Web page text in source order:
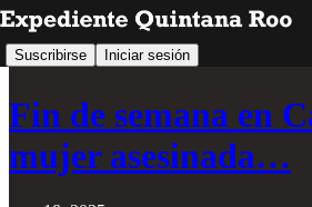
Suscribirse Iniciar sesión
Fin de semana en
mujer asesinada…